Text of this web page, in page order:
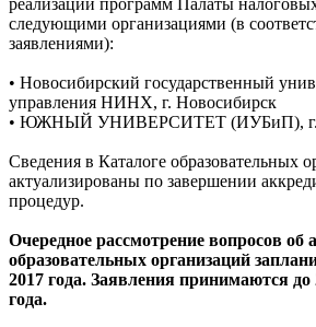
следующими организациями (в
заявлениями):
• Новосибирский государственный
управления НИНХ, г. Новосибирск
• ЮЖНЫЙ УНИВЕРСИТЕТ (ИУБиП), г.
Сведения в Каталоге образовательных
актуализированы по завершении
процедур.
Очередное рассмотрение вопросов об
образовательных организаций
2017 года. Заявления принимаются до
года.